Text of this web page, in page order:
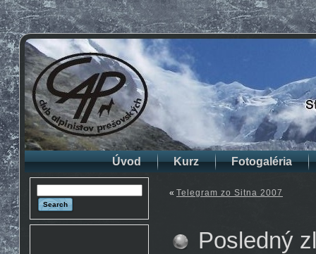
Úvod Kurz Fotogaléria
« Telegram zo Sitna 2007
Posledný